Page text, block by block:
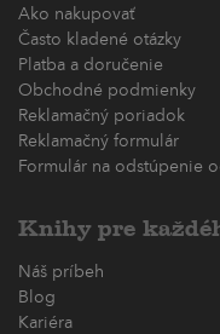
Ako nakupovať
Často kladené otázky
Platba a doručenie
Obchodné podmienky
Reklamačný poriadok
Reklamačný formulár
Formulár na odstúpenie
Knihy pre
Náš príbeh
Blog
Kariéra